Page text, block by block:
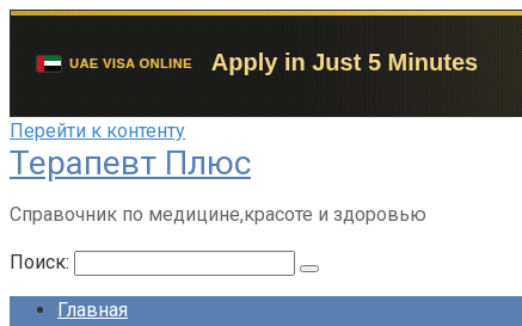
Перейти к контенту
Терапевт Плюс
Справочник по медицине,красоте и здоровью
Поиск:
Главная